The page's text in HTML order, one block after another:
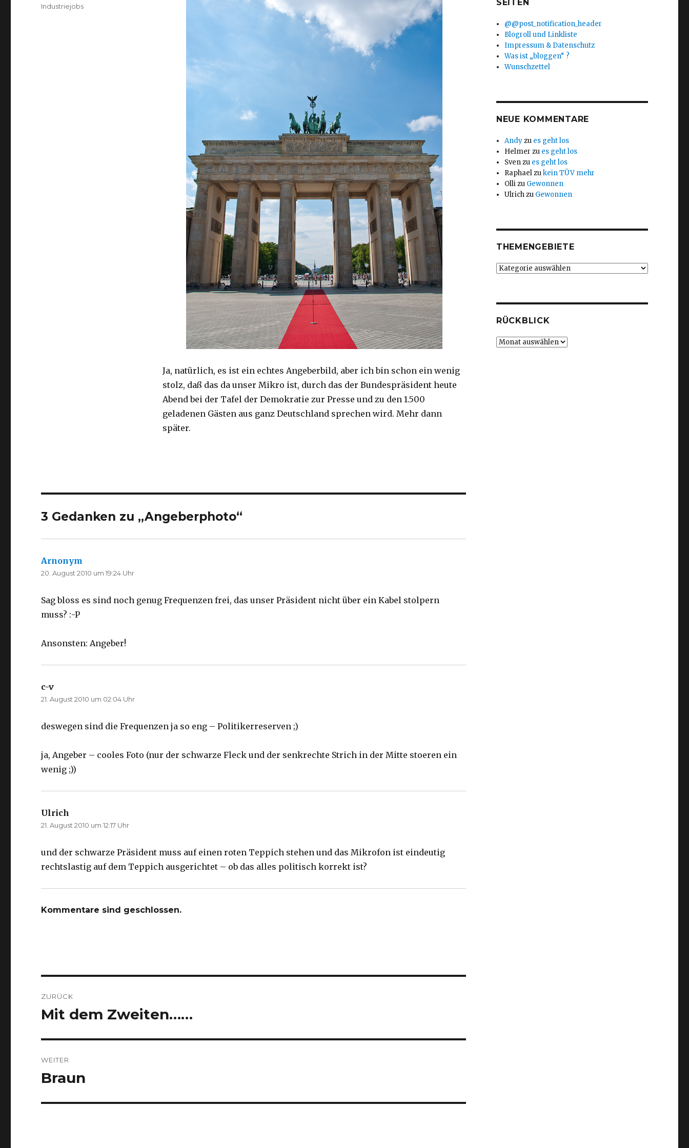
Ja, natürlich, es ist ein echtes Angeberbild, aber ich bin schon ein wenig
stolz, daß das da unser Mikro ist, durch das der Bundespräsident heute
Abend bei der Tafel der Demokratie zur Presse und zu den 1.500
geladenen Gästen aus ganz Deutschland sprechen wird. Mehr dann
später.
am
Kategorien
Industriejobs
3 Gedanken zu „Angeberphoto“
Arnonym
20. August 2010 um 19:24 Uhr
Sag bloss es sind noch genug Frequenzen frei, das unser Präsident nicht über ein Kabel stolpern
muss? :-P
Ansonsten: Angeber!
c-v
21. August 2010 um 02:04 Uhr
deswegen sind die Frequenzen ja so eng – Politikerreserven ;)
ja, Angeber – cooles Foto (nur der schwarze Fleck und der senkrechte Strich in der Mitte stoeren ein
wenig ;))
Ulrich
21. August 2010 um 12:17 Uhr
und der schwarze Präsident muss auf einen roten Teppich stehen und das Mikrofon ist eindeutig
rechtslastig auf dem Teppich ausgerichtet – ob das alles politisch korrekt ist?
Kommentare sind geschlossen.
ZURÜCK
Vorheriger
Mit dem Zweiten……
WEITER
Nächster
Braun
SEITEN
@@post_notification_header
Blogroll und Linkliste
Impressum & Datenschutz
Was ist „bloggen“ ?
Wunschzettel
NEUE KOMMENTARE
Andyzu es geht los
Helmer zu es geht los
Svenzu es geht los
Raphaelzukein TÜV mehr
Ollizu Gewonnen
Ulrichzu Gewonnen
THEMENGEBIETE
Themengebiete
RÜCKBLICK
Rückblick